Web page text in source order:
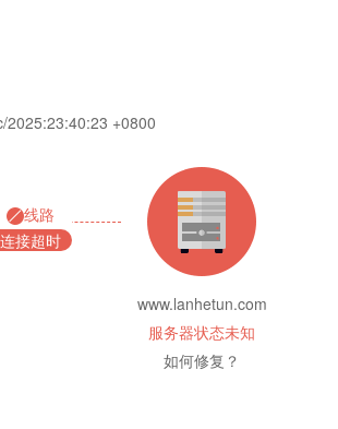
2025:23:40:23 +0800
线路
连接超时
www.lanhetun.com
服务器状态未知
如何修复？